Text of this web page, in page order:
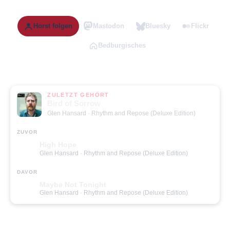
Horst folgen Mastodon Bluesky Flickr
Bedburgisches
ZULETZT GEHÖRT
Glen Hansard · Rhythm and Repose (Deluxe Edition)
ZUVOR
Glen Hansard · Rhythm and Repose (Deluxe Edition)
DAVOR
Glen Hansard · Rhythm and Repose (Deluxe Edition)